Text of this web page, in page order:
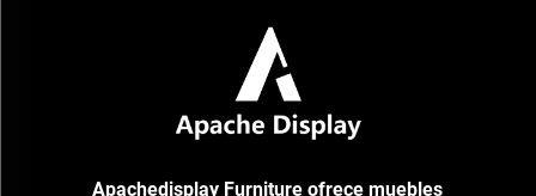
Apachedisplay Furniture ofrece muebles